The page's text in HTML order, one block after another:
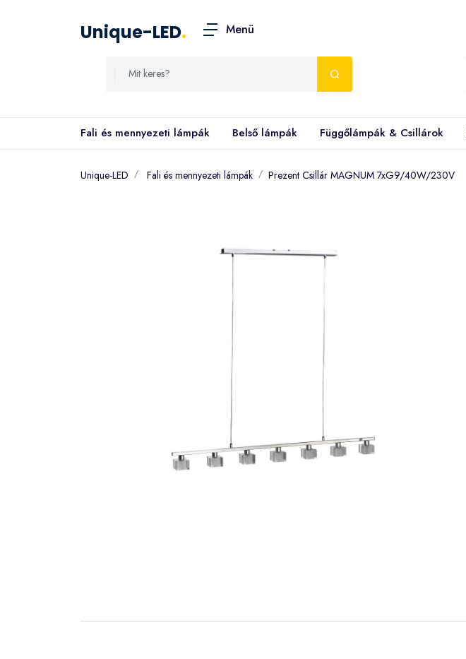
Unique-LED. Menü
Fali és mennyezeti lámpák Belső lámpák Függőlámpák & Csillárok
Unique-LED Fali és mennyezeti lámpák Prezent Csillár MAGNUM 7xG9/40W/230V